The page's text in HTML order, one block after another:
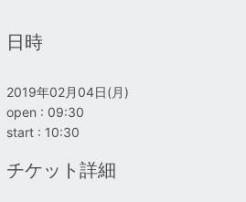
日時
2019年02月04日(月)
open : 09:30
start : 10:30
チケット詳細